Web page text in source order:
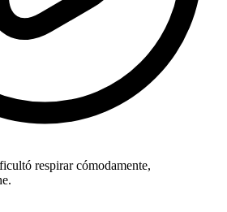
respirar cómodamente,